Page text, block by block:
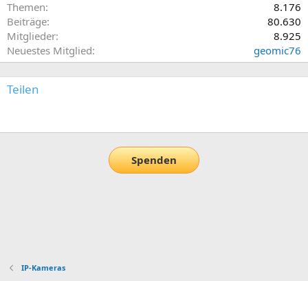
Themen
8.176
Beiträge
80.630
Mitglieder
8.925
Neuestes Mitglied
geomic76
Teilen
Spenden
IP-Kameras